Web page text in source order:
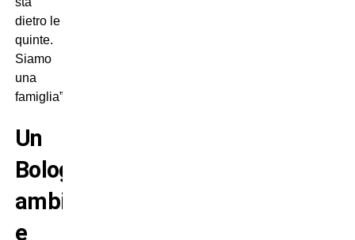
dietro le
quinte.
Siamo
una
famiglia”.
Un
Bologna
ambizioso
e